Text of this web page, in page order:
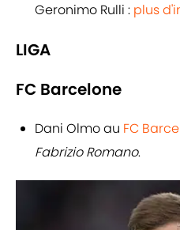
Geronimo Rulli : plus
LIGA
FC Barcelone
Dani Olmo au FC
Fabrizio Romano.